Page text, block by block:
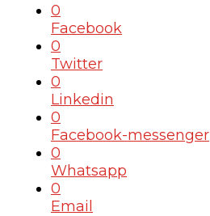
0
Facebook
0
Twitter
0
Linkedin
0
Facebook-messenger
0
Whatsapp
0
Email